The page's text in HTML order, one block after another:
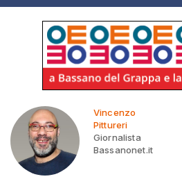
Vincenzo
Pittureri
Giornalista
Bassanonet.it